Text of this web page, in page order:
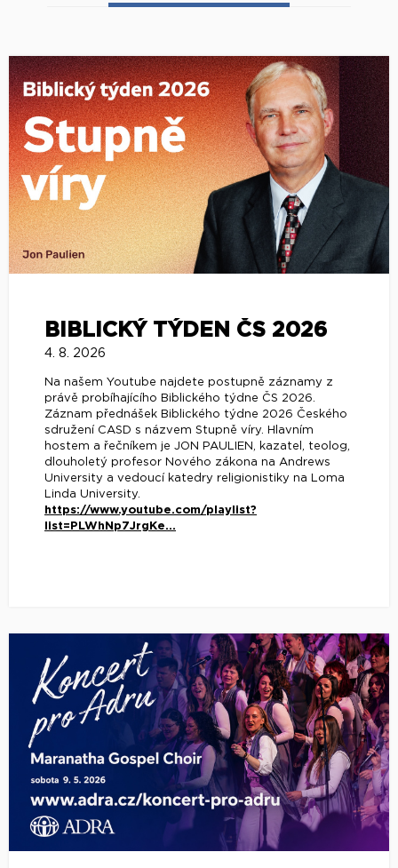
BIBLICKÝ TÝDEN ČS 2026
4. 8. 2026
Na našem Youtube najdete postupně záznamy z
právě probíhajícího Biblického týdne ČS 2026.
Záznam přednášek Biblického týdne 2026 Českého
sdružení CASD s názvem Stupně víry. Hlavním
hostem a řečníkem je JON PAULIEN, kazatel, teolog,
dlouholetý profesor Nového zákona na Andrews
University a vedoucí katedry religionistiky na Loma
Linda University.
https://www.youtube.com/playlist?
list=PLWhNp7JrgKe...